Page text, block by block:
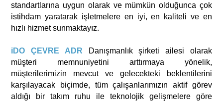
standartlarına uygun olarak ve mümkün olduğunca çok
istihdam yaratarak işletmelere en iyi, en kaliteli ve en
hızlı hizmet sunmaktayız.
iDO ÇEVRE ADR Danışmanlıkşirketi ailesi olarak
müşteri memnuniyetini arttırmaya yönelik,
müşterilerimizin mevcut ve gelecekteki beklentilerini
karşılayacak biçimde, tüm çalışanlarımızın aktif görev
aldığı bir takım ruhu ile teknolojik gelişmelere göre